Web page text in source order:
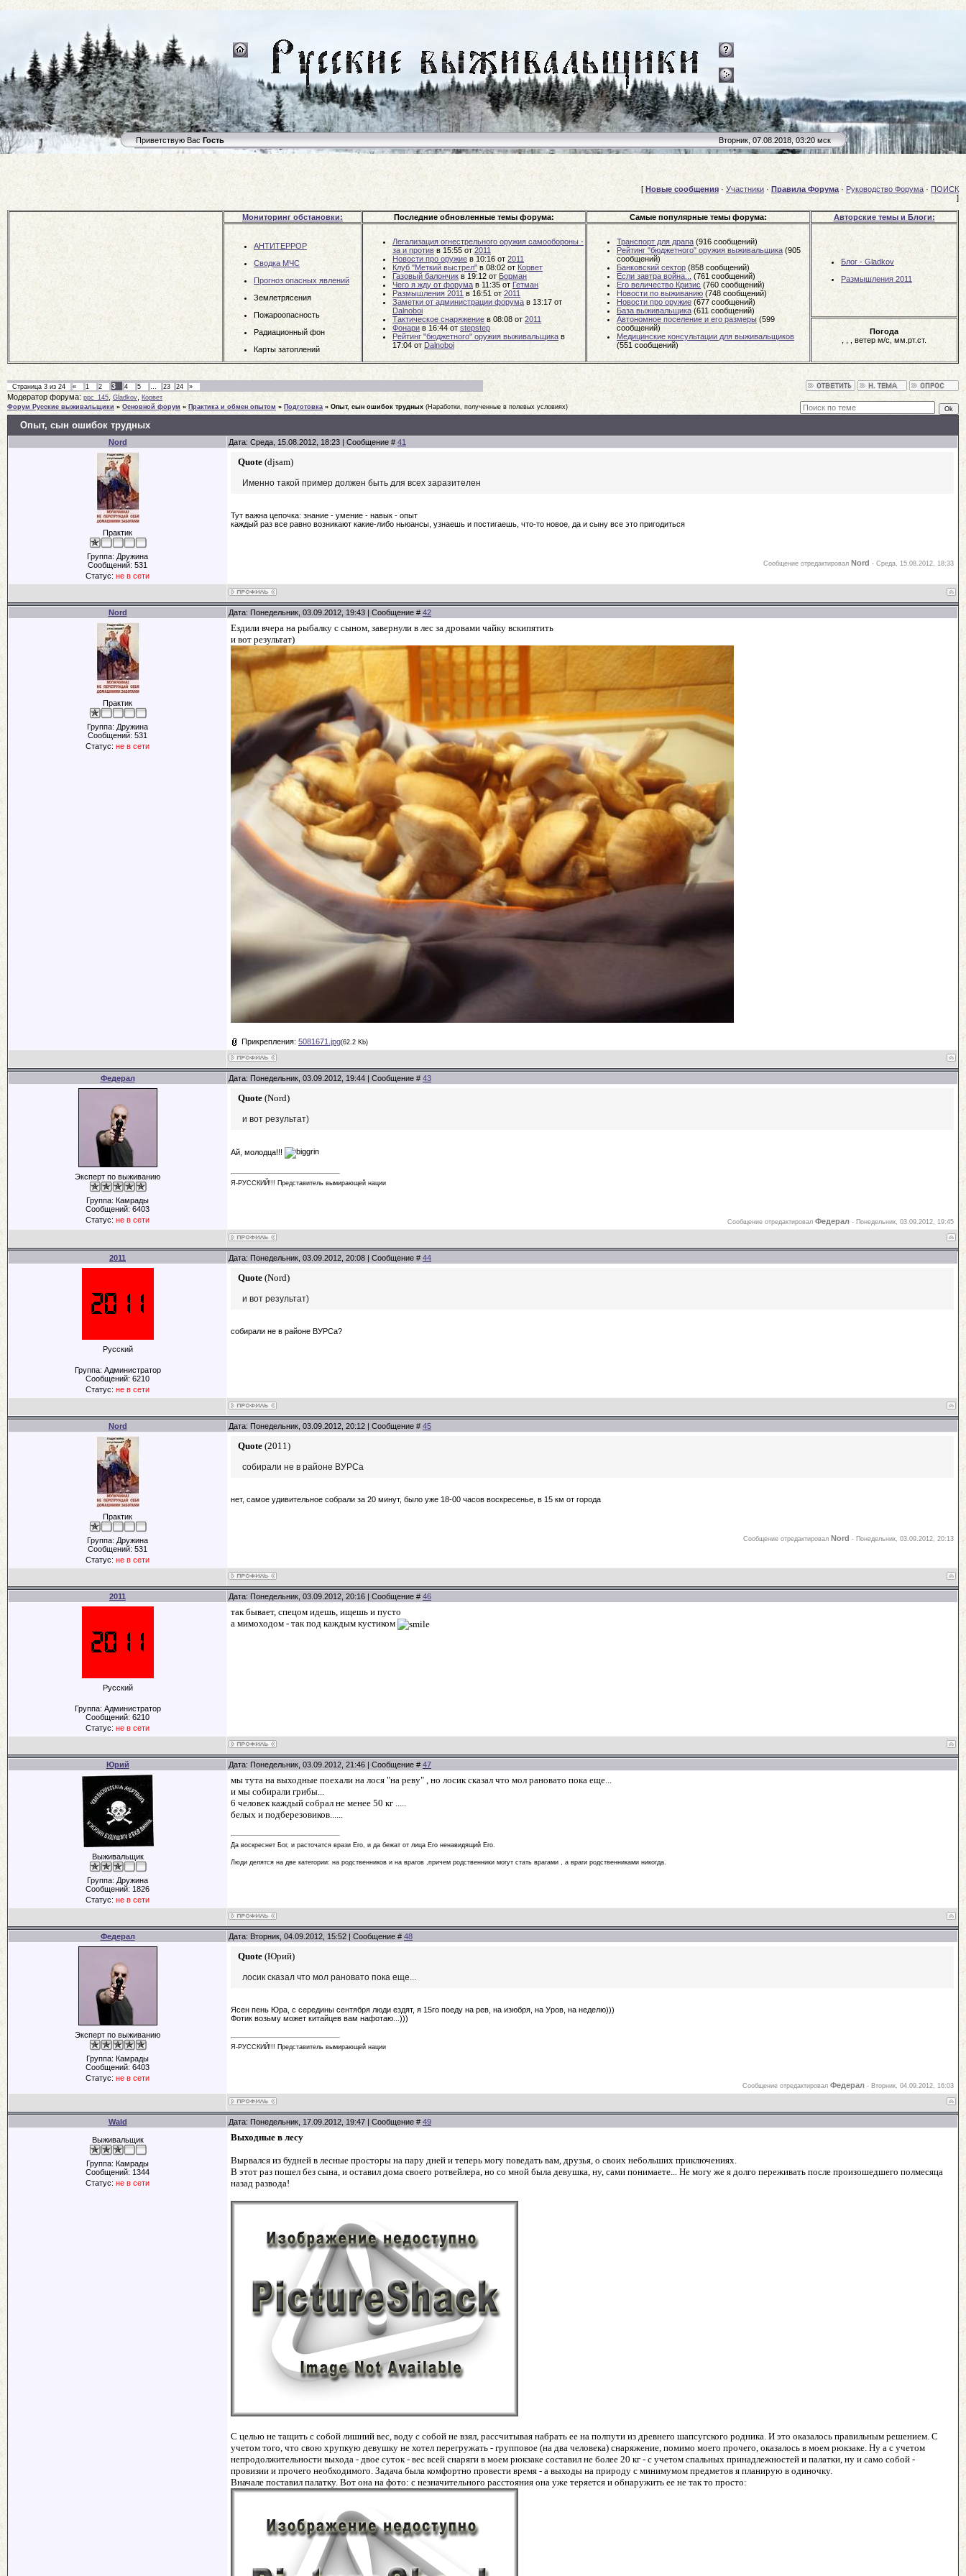
Приветствую ВасГость Вторник, 07.08.2018, 03:20 мск
[ Новые сообщения · Участники · Правила Форума · Руководство Форума · ПОИСК
]
Мониторинг обстановки: Последние обновленные темы форума: Самые популярные темы форума: Авторские темы и Блоги:
АНТИТЕРРОР
Сводка МЧС
Прогноз опасных явлений
Землетрясения
Пожароопасность
Радиационный фон
Карты затоплений
Легализация огнестрельного оружия самообороны -
за и против в 15:55 от 2011
Новости про оружие в 10:16 от 2011
Клуб "Меткий выстрел" в 08:02 от Корвет
Газовый балончик в 19:12 от Борман
Чего я жду от форума в 11:35 от Гетман
Размышления 2011 в 16:51 от 2011
Заметки от администрации форума в 13:17 от
Dalnoboi
Тактическое снаряжение в 08:08 от 2011
Фонари в 16:44 от stepstep
Рейтинг "бюджетного" оружия выживальщика в
17:04 от Dalnoboi
Транспорт для драпа (916 сообщений)
Рейтинг "бюджетного" оружия выживальщика (905
сообщений)
Банковский сектор (858 сообщений)
Если завтра война...
(761 сообщений)
Его величество Кризис (760 сообщений)
Новости по выживанию (748 сообщений)
Новости про оружие (677 сообщений)
База выживальщика (611 сообщений)
Автономное поселение и его размеры (599
сообщений)
Медицинские консультации для выживальщиков
(551 сообщений)
Блог - Gladkov
Размышления 2011
Погода
, ветер м/с, мм.рт.ст.
Страница 3 из 24 « 1 2 3 4 5 23 24 »
Модератор форума: ppc_145 Gladkov
Корвет
Форум Русские выживальщики » Основной форум » Практика и обмен опытом » Подготовка » Опыт, сын ошибок трудных (Наработки, полученные в полевых условиях)
Опыт, сын ошибок трудных
Nord Дата: Среда, 15.08.2012, 18:23 | Сообщение # 41
Практик
Группа: Дружина
Сообщений: 531
Статус: не в сети
Quote (djsam)
Именно такой пример должен быть для всех заразителен
Тут важна цепочка: знание - умение - навык - опыт
каждый раз все равно возникают какие-либо ньюансы, узнаешь и постигаешь, что-то новое, да и сыну все это пригодиться
Сообщение отредактировал Nord - Среда, 15.08.2012, 18:33
Nord Дата: Понедельник, 03.09.2012, 19:43 | Сообщение # 42
Практик
Группа: Дружина
Сообщений: 531
Статус: не в сети
Ездили вчера на рыбалку с сыном, завернули в лес за дровами чайку вскипятить
и вот результат)
Прикрепления: 5081671.jpg(62.2 Kb)
Федерал Дата: Понедельник, 03.09.2012, 19:44 | Сообщение # 43
Эксперт по выживанию
Группа: Камрады
Сообщений: 6403
Статус: не в сети
Quote (Nord)
и вот результат)
Ай, молодца!!!
Я-РУССКИЙ!!! Представитель вымирающей нации
Сообщение отредактировал Федерал - Понедельник, 03.09.2012, 19:45
2011 Дата: Понедельник, 03.09.2012, 20:08 | Сообщение # 44
Русский
Группа: Администратор
Сообщений: 6210
Статус: не в сети
Quote (Nord)
и вот результат)
собирали не в районе ВУРСа?
Nord Дата: Понедельник, 03.09.2012, 20:12 | Сообщение # 45
Практик
Группа: Дружина
Сообщений: 531
Статус: не в сети
Quote (2011 )
собирали не в районе ВУРСа
нет, самое удивительное собрали за 20 минут, было уже 18-00 часов воскресенье, в 15 км от города
Сообщение отредактировал Nord - Понедельник, 03.09.2012, 20:13
2011 Дата: Понедельник, 03.09.2012, 20:16 | Сообщение # 46
Русский
Группа: Администратор
Сообщений: 6210
Статус: не в сети
так бывает, спецом идешь, ищешь и пусто
а мимоходом - так под каждым кустиком
Юрий Дата: Понедельник, 03.09.2012, 21:46 | Сообщение # 47
Выживальщик
Группа: Дружина
Сообщений: 1826
Статус: не в сети
мы тута на выходные поехали на лося "на реву" , но лосик сказал что мол рановато пока еще...
и мы собирали грибы...
6 человек каждый собрал не менее 50 кг .....
белых и подберезовиков......
Да воскреснет Бог, и расточатся врази Его, и да бежат от лица Его ненавидящий Его.
Люди делятся на две категории: на родственников и на врагов ,причем родственники могут стать врагами , а враги родственниками никогда.
Федерал Дата: Вторник, 04.09.2012, 15:52 | Сообщение # 48
Эксперт по выживанию
Группа: Камрады
Сообщений: 6403
Статус: не в сети
Quote (Юрий)
лосик сказал что мол рановато пока еще...
Ясен пень Юра, с середины сентября люди ездят, я 15го поеду на рев, на изюбря, на Уров, на неделю)))
Фотик возьму может китайцев вам нафотаю...)))
Я-РУССКИЙ!!! Представитель вымирающей нации
Сообщение отредактировал Федерал - Вторник, 04.09.2012, 16:03
Wald Дата: Понедельник, 17.09.2012, 19:47 | Сообщение # 49
Выживальщик
Группа: Камрады
Сообщений: 1344
Статус: не в сети
Выходные в лесу
Вырвался из будней в лесные просторы на пару дней и теперь могу поведать вам, друзья, о своих небольших приключениях.
В этот раз пошел без сына, и оставил дома своего ротвейлера, но со мной была девушка, ну, сами понимаете... Не могу же я долго переживать после произошедшего полмесяца
назад развода!
С целью не тащить с собой лишний вес, воду с собой не взял, рассчитывая набрать ее на полпути из древнего шапсугского родника. И это оказалось правильным решением. С
учетом того, что свою хрупкую девушку не хотел перегружать - групповое (на два человека) снаряжение, помимо моего прочего, оказалось в моем рюкзаке. Ну а с учетом
непродолжительности выхода - двое суток - вес всей снаряги в моем рюкзаке составил не более 20 кг - с учетом спальных принадлежностей и палатки, ну и само собой -
провизии и прочего необходимого. Задача была комфортно провести время - а выходы на природу с минимумом предметов я планирую в одиночку.
Вначале поставил палатку. Вот она на фото: с незначительного расстояния она уже теряется и обнаружить ее не так то просто: